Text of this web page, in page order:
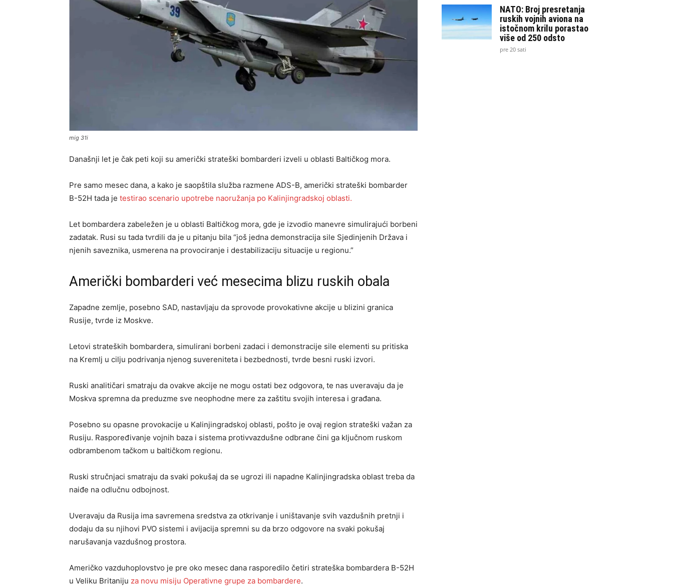
mig 31i
Današnji let je čak peti koji su američki strateški bombarderi izveli u oblasti Baltičkog mora.
Pre samo mesec dana, a kako je saopštila služba razmene ADS-B, američki strateški bombarder
B-52H tada je testirao scenario upotrebe naoružanja po Kalinjingradskoj oblasti.
Let bombardera zabeležen je u oblasti Baltičkog mora, gde je izvodio manevre simulirajući borbeni
zadatak. Rusi su tada tvrdili da je u pitanju bila “još jedna demonstracija sile Sjedinjenih Država i
njenih saveznika, usmerena na provociranje i destabilizaciju situacije u regionu.”
Američki bombarderi već mesecima blizu ruskih obala
Zapadne zemlje, posebno SAD, nastavljaju da sprovode provokativne akcije u blizini granica
Rusije, tvrde iz Moskve.
Letovi strateških bombardera, simulirani borbeni zadaci i demonstracije sile elementi su pritiska
na Kremlj u cilju podrivanja njenog suvereniteta i bezbednosti, tvrde besni ruski izvori.
Ruski analitičari smatraju da ovakve akcije ne mogu ostati bez odgovora, te nas uveravaju da je
Moskva spremna da preduzme sve neophodne mere za zaštitu svojih interesa i građana.
Posebno su opasne provokacije u Kalinjingradskoj oblasti, pošto je ovaj region strateški važan za
Rusiju. Raspoređivanje vojnih baza i sistema protivvazdušne odbrane čini ga ključnom ruskom
odbrambenom tačkom u baltičkom regionu.
Ruski stručnjaci smatraju da svaki pokušaj da se ugrozi ili napadne Kalinjingradska oblast treba da
naiđe na odlučnu odbojnost.
Uveravaju da Rusija ima savremena sredstva za otkrivanje i uništavanje svih vazdušnih pretnji i
dodaju da su njihovi PVO sistemi i avijacija spremni su da brzo odgovore na svaki pokušaj
narušavanja vazdušnog prostora.
Američko vazduhoplovstvo je pre oko mesec dana rasporedilo četiri strateška bombardera B-52H
u Veliku Britaniju za novu misiju Operativne grupe za bombardere.
NATO: Broj presretanja
ruskih vojnih aviona na
istočnom krilu porastao
više od 250 odsto
pre 20 sati